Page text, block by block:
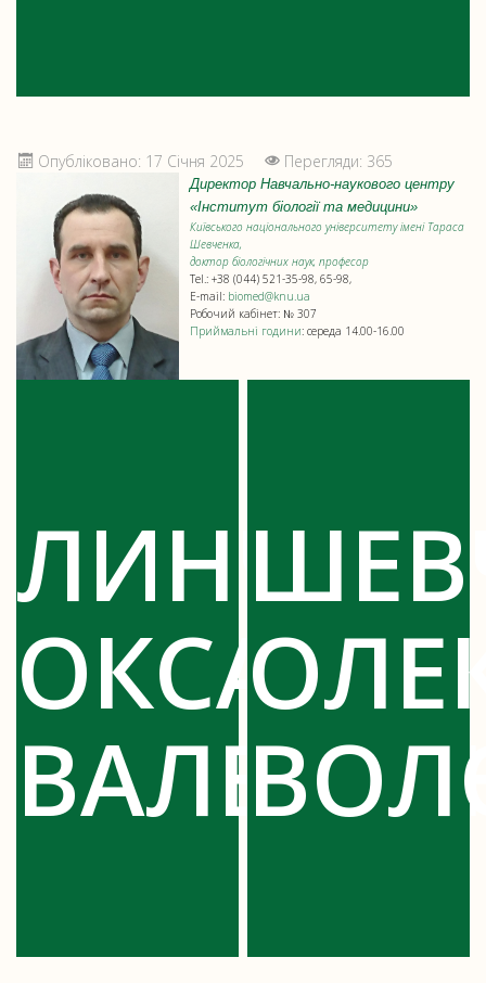
Опубліковано: 17 Січня 2025 Перегляди: 365
Директор Навчально-наукового центру
«Інститут біології та медицини»
Київського національного університету імені Тараса
Шевченка,
доктор біологічних наук, професор
Tel.: +38 (044) 521-35-98, 65-98,
E-mail: biomed@knu.ua
Робочий кабінет: № 307
Приймальні години: середа 14.00-16.00
ЛИНЧАК
ОКСАНА